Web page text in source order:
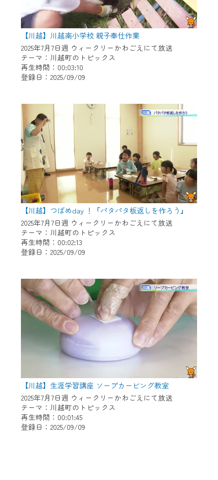
【川越】川越南小学校 親子奉仕作業
2025年7月7日週 ウィークリーかわごえにて放送
テーマ：川越町のトピックス
再生時間：00:03:10
登録日：2025/09/09
【川越】つばめday ！『パタパタ板返しを作ろう』
2025年7月7日週 ウィークリーかわごえにて放送
テーマ：川越町のトピックス
再生時間：00:02:13
登録日：2025/09/09
【川越】生涯学習講座 ソープカービング教室
2025年7月7日週 ウィークリーかわごえにて放送
テーマ：川越町のトピックス
再生時間：00:01:45
登録日：2025/09/09